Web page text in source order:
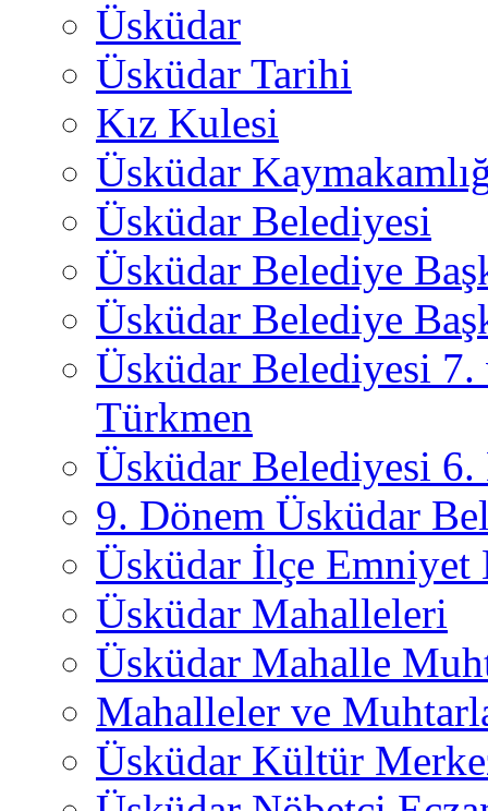
Üsküdar
Üsküdar Tarihi
Kız Kulesi
Üsküdar
Üsküdar Belediyesi
Üsküdar Belediye
Üsküdar Belediye
Üsküdar Belediyesi
Türkmen
Üsküdar Belediyesi 6.
9. Dönem Üsküdar
Üsküdar İlçe
Üsküdar Mahalleleri
Üsküdar Mahalle
Mahalleler ve
Üsküdar Kültür